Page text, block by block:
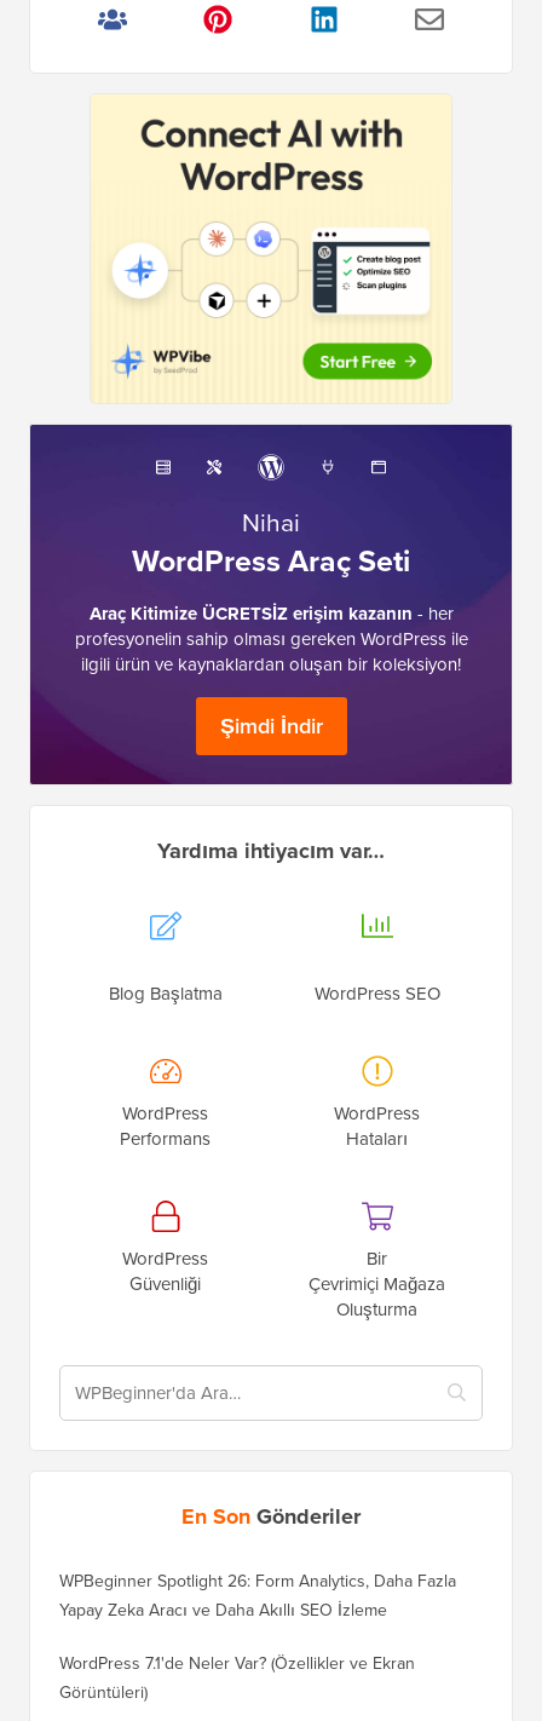
Nihai
WordPress Araç Seti
Araç Kitimize ÜCRETSİZ erişim kazanın - her
profesyonelin sahip olması gereken WordPress ile
ilgili ürün ve kaynaklardan oluşan bir koleksiyon!
Şimdi İndir
Yardıma ihtiyacım var…
Blog Başlatma WordPress SEO
WordPress
Performans
WordPress
Hataları
WordPress
Güvenliği
Bir
Çevrimiçi Mağaza
Oluşturma
En SonGönderiler
WPBeginner Spotlight 26: Form Analytics, Daha Fazla
Yapay Zeka Aracı ve Daha Akıllı SEO İzleme
WordPress 7.1'de Neler Var? (Özellikler ve Ekran
Görüntüleri)